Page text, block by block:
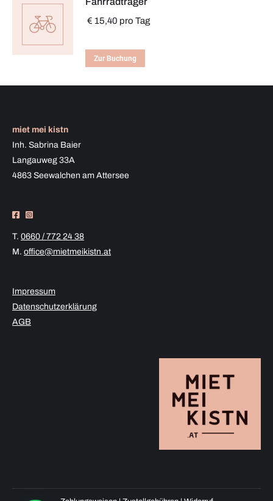
€ 15,40 pro Tag
Zur Buchung
miet mei kistn
Inh. Sabrina Baier
Langauweg 33A
4863 Seewalchen am Attersee
T. 0660 / 772 24 38
M. office@mietmeikistn.at
Impressum
Datenschutzerklärung
AGB